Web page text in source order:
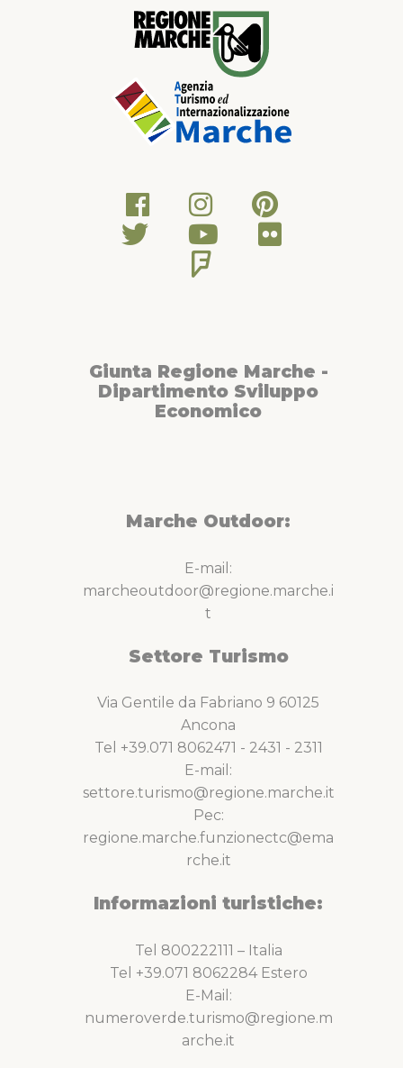
Giunta Regione Marche -
Dipartimento Sviluppo
Economico
Marche Outdoor:
E-mail:
marcheoutdoor@regione.marche.i
t
Settore Turismo
Via Gentile da Fabriano 9 60125
Ancona
Tel +39.071 8062471 - 2431 - 2311
E-mail:
settore.turismo@regione.marche.it
Pec:
regione.marche.funzionectc@ema
rche.it
Informazioni turistiche:
Tel 800222111 – Italia
Tel +39.071 8062284 Estero
E-Mail:
numeroverde.turismo@regione.m
arche.it